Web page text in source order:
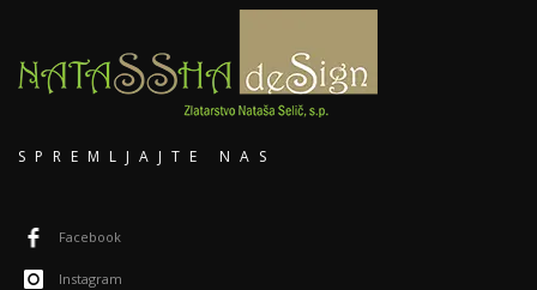
SPREMLJAJTE NAS
Facebook
Instagram